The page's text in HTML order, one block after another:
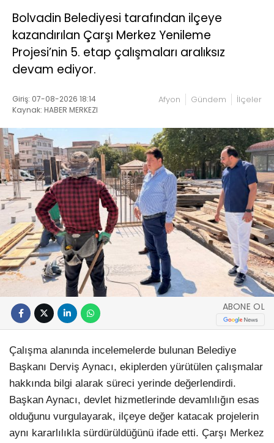
Bolvadin Belediyesi tarafından ilçeye
kazandırılan Çarşı Merkez Yenileme
Projesi’nin 5. etap çalışmaları aralıksız
devam ediyor.
Giriş: 07-08-2026 18:14
Kaynak: HABER MERKEZI
Afyon Gündem İlçeler
ABONE OL
Çalışma alanında incelemelerde bulunan Belediye
Başkanı Derviş Aynacı, ekiplerden yürütülen çalışmalar
hakkında bilgi alarak süreci yerinde değerlendirdi.
Başkan Aynacı, devlet hizmetlerinde devamlılığın esas
olduğunu vurgulayarak, ilçeye değer katacak projelerin
aynı kararlılıkla sürdürüldüğünü ifade etti. Çarşı Merkez